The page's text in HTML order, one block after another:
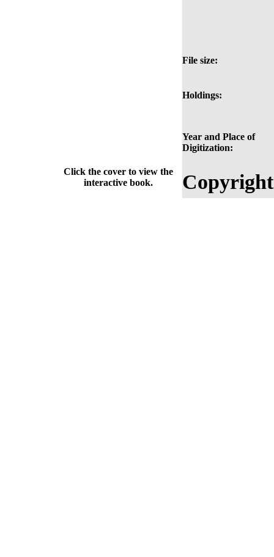
File size:
Holdings:
Year and Place of
Digitization:
Click the cover to view the
interactive book.